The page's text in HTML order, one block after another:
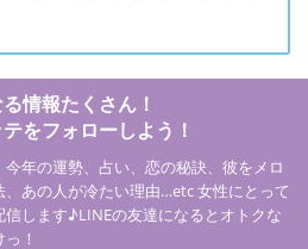
情報たくさん！
をフォローしよう！
年の運勢、占い、恋の秘訣、彼をメロ
、あの人が冷たい理由…etc 女性にとって
します♪LINEの友達になるとオトクな
！